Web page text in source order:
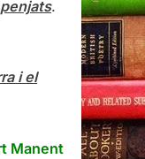
.
i el
Manent